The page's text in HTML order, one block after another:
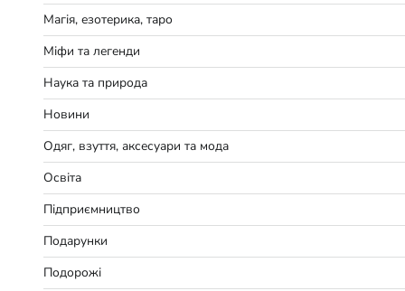
Магія, езотерика, таро
Міфи та легенди
Наука та природа
Новини
Одяг, взуття, аксесуари та мода
Освіта
Підприємництво
Подарунки
Подорожі